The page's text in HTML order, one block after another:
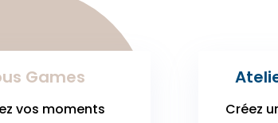
Games
vos moments
Créez